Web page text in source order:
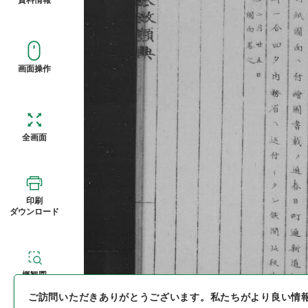
画面操作
全画面
印刷
ダウンロード
概観図
ご訪問いただきありがとうございます。 私たちがより良い情